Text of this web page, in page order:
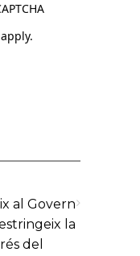
apply.
al Govern
la
del